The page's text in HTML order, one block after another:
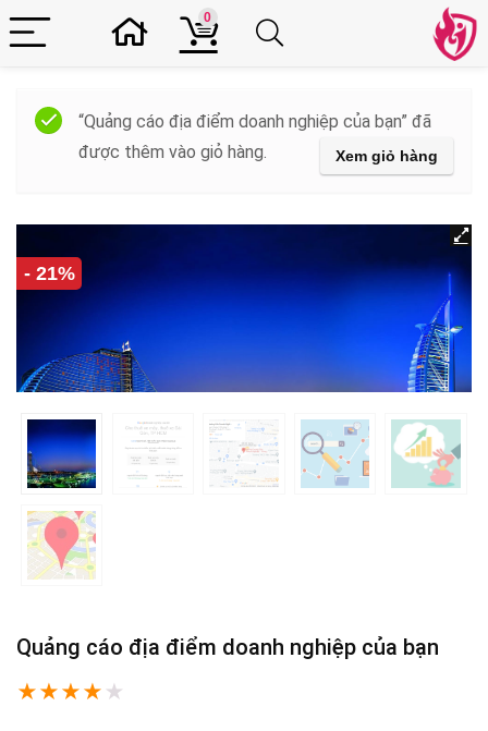
0
“Quảng cáo địa điểm doanh nghiệp của bạn” đã
được thêm vào giỏ hàng.
Xem giỏ hàng
- 21%
Quảng cáo địa điểm doanh nghiệp của bạn
★★★★ ★